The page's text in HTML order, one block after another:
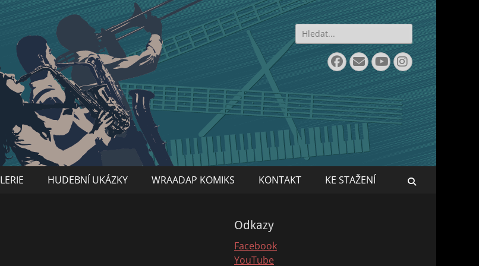
Search
for:
Facebook
EmailYouTube
Instagram
HUDEBNÍ UKÁZKY WRAADAP KOMIKS KONTAKT KE STAŽENÍ
Odkazy
Facebook
YouTube